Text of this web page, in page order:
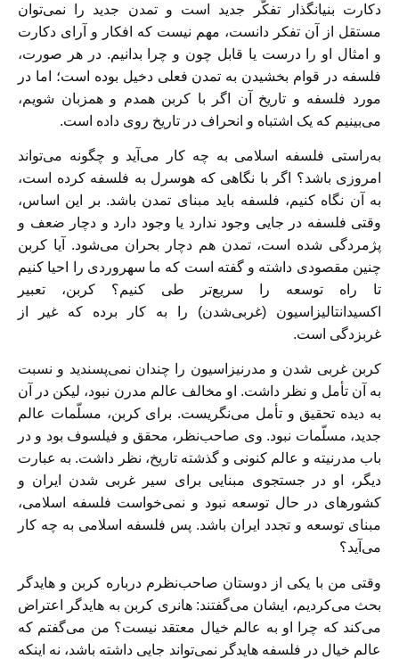
دکارت بنیانگذار تفکّر جدید است و تمدن جدید را نمی‌توان
مستقل از آن تفکر دانست، مهم نیست که افکار و آرای دکارت
و امثال او را درست یا قابل چون و چرا بدانیم. در هر صورت،
فلسفه در قوام بخشیدن به تمدن فعلی دخیل بوده است؛ اما در
مورد فلسفه و تاریخ آن اگر با کربن همدم و همزبان شویم،
می‌بینیم که یک اشتباه و انحراف در تاریخ روی داده است.
به‌راستی فلسفه اسلامی به چه کار می‌آید و چگونه می‌تواند
امروزی باشد؟ اگر با نگاهی که هوسرل به فلسفه کرده است،
به آن نگاه کنیم، فلسفه باید مبنای تمدن باشد. بر این اساس،
وقتی فلسفه در جایی وجود ندارد یا وجود دارد و دچار ضعف و
پژمردگی شده است، تمدن هم دچار بحران می‌شود. آیا کربن
چنین مقصودی داشته و گفته است که ما سهروردی را احیا کنیم
تا راه توسعه را سریع‌تر طی کنیم؟ کربن، تعبیر
اکسیدانتالیزاسیون (غربی‌شدن) را به کار برده که غیر از
غربزدگی است.
کربن غربی شدن و مدرنیزاسیون را چندان نمی‌پسندید و نسبت
به آن تأمل و نظر داشت. او مخالف عالم مدرن نبود، لیکن در آن
به دیده تحقیق و تأمل می‌نگریست. برای کربن، مسلّمات عالم
جدید، مسلّمات نبود. وی صاحب‌نظر، محقق و فیلسوف بود و در
باب مدرنیته و عالم کنونی و گذشته تاریخ، نظر داشت. به عبارت
دیگر، او در جستجوی مبنایی برای سیر غربی شدن ایران و
کشورهای در حال توسعه نبود و نمی‌خواست فلسفه اسلامی،
مبنای توسعه و تجدد ایران باشد. پس فلسفه اسلامی به چه کار
می‌آید؟
وقتی من با یکی از دوستان صاحب‌نظرم درباره کربن و هایدگر
بحث می‌کردیم، ایشان می‌گفتند: هانری کربن به هایدگر اعتراض
می‌کند که چرا او به عالم خیال معتقد نیست؟ من می‌گفتم که
عالم خیال در فلسفه هایدگر نمی‌تواند جایی داشته باشد، نه اینکه